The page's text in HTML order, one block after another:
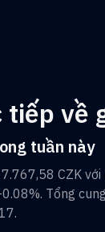
về
tuần này
7.767,58 CZK với
. Tổng
.